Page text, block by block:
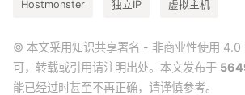
Hostmonster 独立IP 虚拟主机
© 本文采用知识共享署名 - 非商业性使用 4.0
可，转载或引用请注明出处。本文发布于
能已经过时甚至不再正确，请谨慎参考。